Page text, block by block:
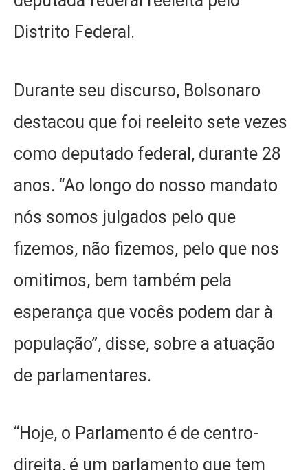
Distrito Federal.
Durante seu discurso, Bolsonaro
destacou que foi reeleito sete vezes
como deputado federal, durante 28
anos. “Ao longo do nosso mandato
nós somos julgados pelo que
fizemos, não fizemos, pelo que nos
omitimos, bem também pela
esperança que vocês podem dar à
população”, disse, sobre a atuação
de parlamentares.
“Hoje, o Parlamento é de centro-
direita, é um parlamento que tem